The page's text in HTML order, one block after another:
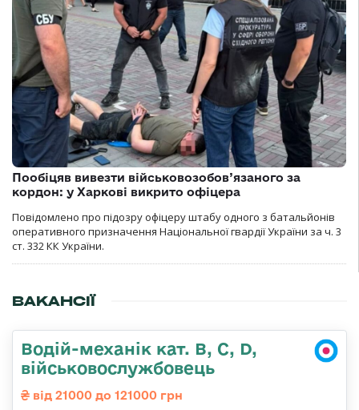
Пообіцяв вивезти військовозобов’язаного за
кордон: у Харкові викрито офіцера
Повідомлено про підозру офіцеру штабу одного з батальйонів
оперативного призначення Національної гвардії України за ч. 3
ст. 332 КК України.
ВАКАНСІЇ
Водій-механік кат. В, С, D,
військовослужбовець
від 21000 до 121000 грн